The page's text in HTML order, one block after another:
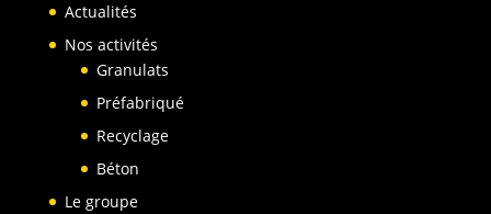
Actualités
Nos activités
Granulats
Préfabriqué
Recyclage
Béton
Le groupe